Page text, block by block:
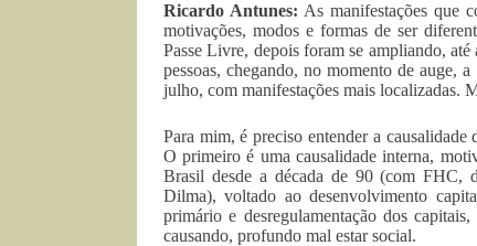
Ricardo Antunes: As manifestações que
motivações, modos e formas de ser
Passe Livre, depois foram se ampliando,
pessoas, chegando, no momento de auge,
julho, com manifestações mais localizadas.
Para mim, é preciso entender a
O primeiro é uma causalidade interna,
Brasil desde a década de 90 (com FHC,
Dilma), voltado ao desenvolvimento
primário e desregulamentação dos
causando, profundo mal estar social.